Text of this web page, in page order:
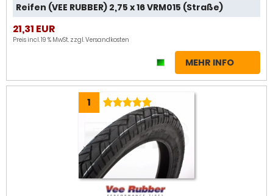
Reifen (VEE RUBBER) 2,75 x 16 VRM015 (Straße)
21,31 EUR
Preis incl. 19 % MwSt. zzgl.Versandkosten
MEHR INFO
1